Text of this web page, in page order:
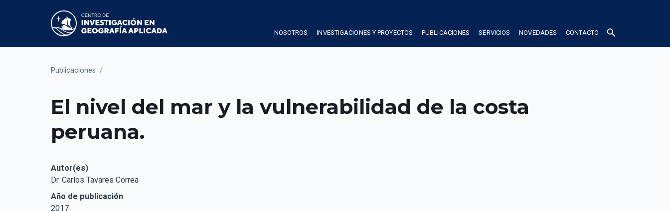
NOSOTROS INVESTIGACIONES Y PROYECTOS PUBLICACIONES SERVICIOS NOVEDADES CONTACTO search
Publicaciones /
El nivel del mar y la vulnerabilidad de la costa
peruana.
Autor(es)
Dr. Carlos Tavares Correa
Año de publicación
2017